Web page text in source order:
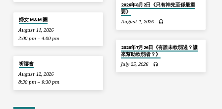
婦女 M&M 團
August 11, 2026
2:00 pm – 4:00 pm
祈禱會
August 12, 2026
8:30 pm – 9:30 pm
2026年8月2日《只有神先至係最重
要》
August 1, 2026
2026年7月26日《有誰未軟弱過？誰
來幫助軟弱者？》
July 25, 2026